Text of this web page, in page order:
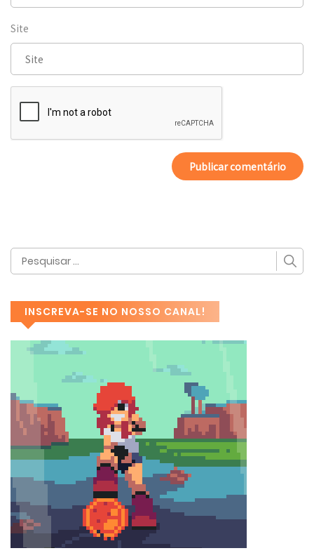
Site
INSCREVA-SE NO NOSSO CANAL!